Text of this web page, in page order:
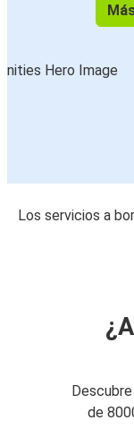
Los servicios a
de